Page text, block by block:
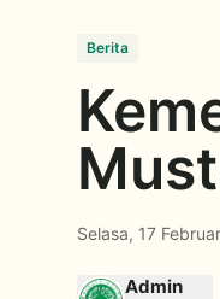
Berita
Selasa, 17
Admin